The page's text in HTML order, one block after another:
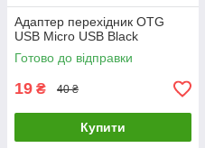
Адаптер перехідник OTG
USB Micro USB Black
Готово до відправки
19 ₴ 40 ₴
Купити